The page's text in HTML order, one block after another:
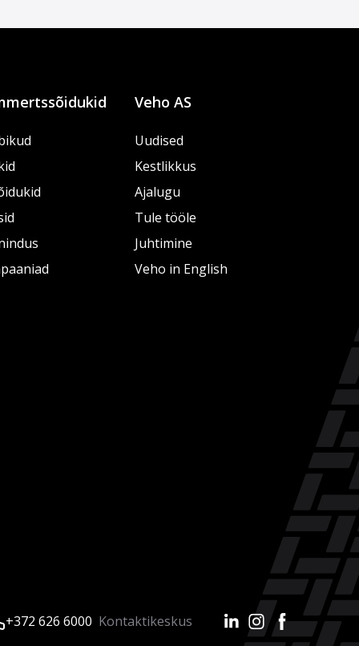
Veho AS
Uudised
Kestlikkus
Ajalugu
Tule tööle
Juhtimine
Veho in English
+372 626 6000 Kontaktikeskus